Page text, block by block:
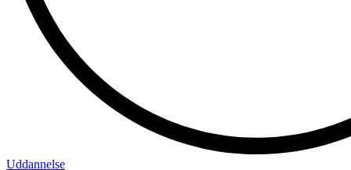
Uddannelse